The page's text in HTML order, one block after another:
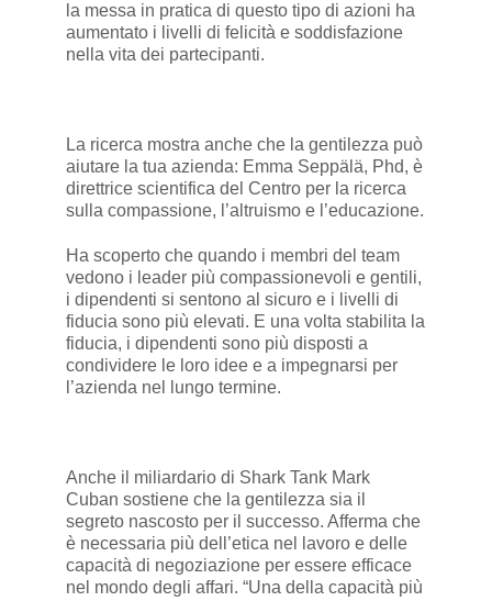
la messa in pratica di questo tipo di azioni ha
aumentato i livelli di felicità e soddisfazione
nella vita dei partecipanti.
La ricerca mostra anche che la gentilezza può
aiutare la tua azienda: Emma Seppälä, Phd, è
direttrice scientifica del Centro per la ricerca
sulla compassione, l’altruismo e l’educazione.
Ha scoperto che quando i membri del team
vedono i leader più compassionevoli e gentili,
i dipendenti si sentono al sicuro e i livelli di
fiducia sono più elevati. E una volta stabilita la
fiducia, i dipendenti sono più disposti a
condividere le loro idee e a impegnarsi per
l’azienda nel lungo termine.
Anche il miliardario di Shark Tank Mark
Cuban sostiene che la gentilezza sia il
segreto nascosto per il successo. Afferma che
è necessaria più dell’etica nel lavoro e delle
capacità di negoziazione per essere efficace
nel mondo degli affari. “Una della capacità più